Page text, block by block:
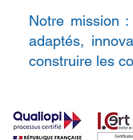
Notre mission
adaptés,
construire les